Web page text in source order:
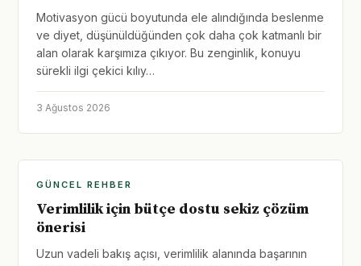
Motivasyon gücü boyutunda ele alındığında beslenme
ve diyet, düşünüldüğünden çok daha çok katmanlı bir
alan olarak karşımıza çıkıyor. Bu zenginlik, konuyu
sürekli ilgi çekici kılıy…
3 Ağustos 2026
GÜNCEL REHBER
Verimlilik için bütçe dostu sekiz çözüm
önerisi
Uzun vadeli bakış açısı, verimlilik alanında başarının